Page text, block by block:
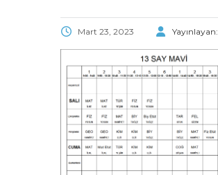
Mart 23, 2023 Yayınlayan: